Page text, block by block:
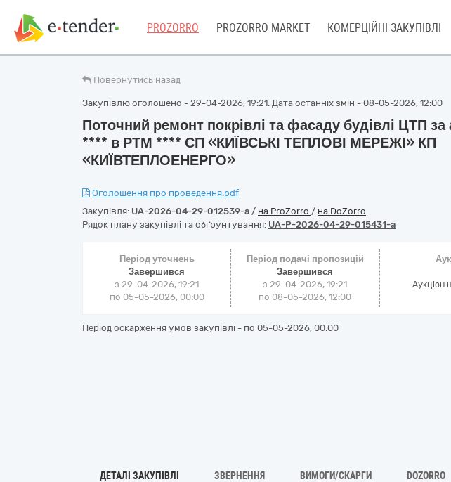
PROZORRO PROZORRO MARKET КОМЕРЦІЙНІ ЗАКУПІВЛІ
Повернутись назад
Закупівлю оголошено - 29-04-2026, 19:21. Дата останніх змін - 08-05-2026, 12:00
Поточний ремонт покрівлі та фасаду будівлі ЦТП
**** в РТМ **** СП «КИЇВСЬКІ ТЕПЛОВІ МЕРЕЖІ» КП
«КИЇВТЕПЛОЕНЕРГО»
Оголошення про проведення.pdf
Закупівля: UA-2026-04-29-012539-a / на ProZorro / на DoZorro
Рядок плану закупівлі та обґрунтування: UA-P-2026-04-29-015431-a
Період уточнень
Завершився
з 29-04-2026, 19:21
по 05-05-2026, 00:00
Період подачі пропозицій
Завершився
з 29-04-2026, 19:21
по 08-05-2026, 12:00
Аукціон
Період оскарження умов закупівлі - по 05-05-2026, 00:00
ДЕТАЛІ ЗАКУПІВЛІ ЗВЕРНЕННЯ ВИМОГИ/СКАРГИ DOZORRO